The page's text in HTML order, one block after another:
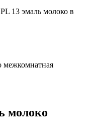
13 эмаль молоко в
межкомнатная
молоко